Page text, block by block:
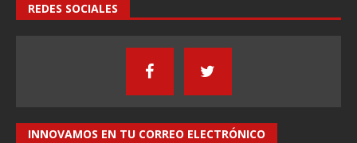
REDES SOCIALES
INNOVAMOS EN TU CORREO ELECTRÓNICO